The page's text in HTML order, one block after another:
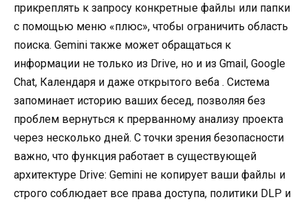
прикреплять к запросу конкретные файлы или папки
с помощью меню «плюс», чтобы ограничить область
поиска. Gemini также может обращаться к
информации не только из Drive, но и из Gmail, Google
Chat, Календаря и даже открытого веба . Система
запоминает историю ваших бесед, позволяя без
проблем вернуться к прерванному анализу проекта
через несколько дней. С точки зрения безопасности
важно, что функция работает в существующей
архитектуре Drive: Gemini не копирует ваши файлы и
строго соблюдает все права доступа, политики DLP и